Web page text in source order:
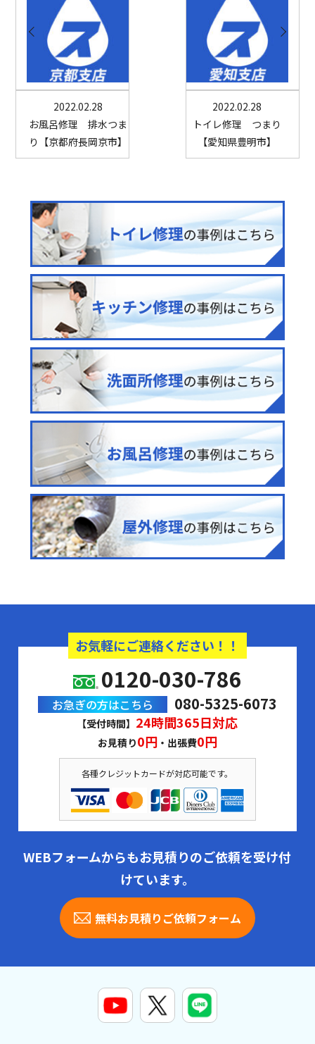
2022.02.28
お風呂修理 排水つま
り【京都府長岡京市】
2022.02.28
トイレ修理 つまり
【愛知県豊明市】
お気軽にご連絡ください！！
0120-030-786
お急ぎの方はこちら 080-5325-6073
【受付時間】 24時間365日対応
お見積り0円 ・出張費0円
各種クレジットカードが対応可能です。
WEBフォームからもお見積りのご依頼を受け付
けています。
無料お見積りご依頼フォーム